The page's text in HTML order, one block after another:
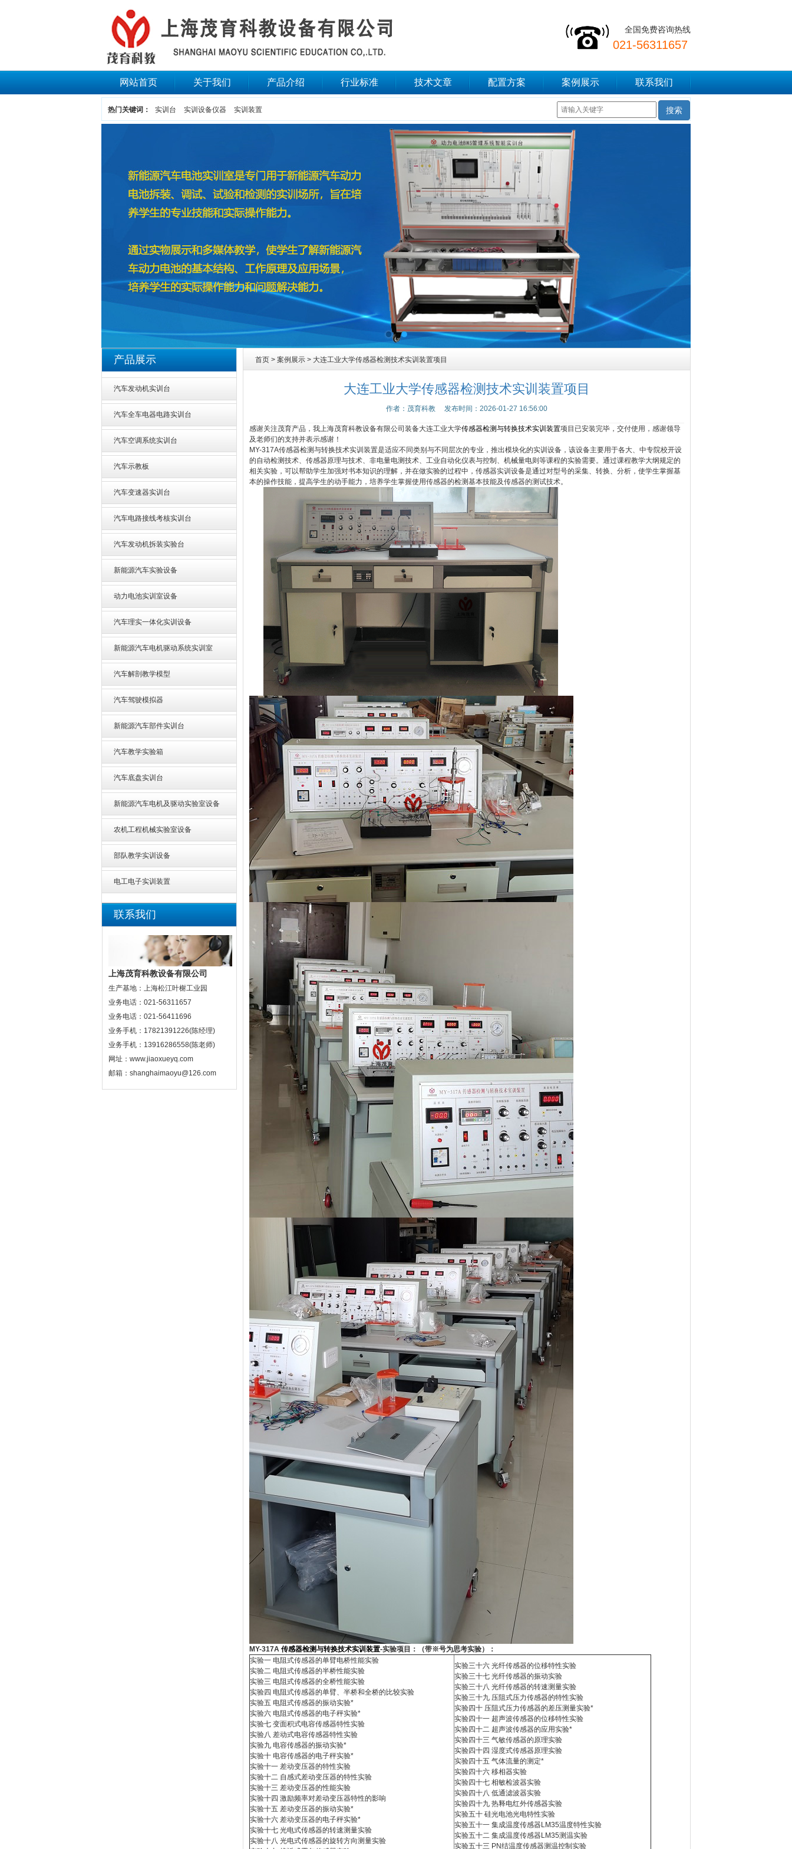
全国免费咨询热线
021-56311657
网站首页 关于我们 产品介绍 行业标准 技术文章 配置方案 案例展示 联系我们
热门关键词： 实训台 实训设备仪器 实训装置
产品展示
汽车发动机实训台
汽车全车电器电路实训台
汽车空调系统实训台
汽车示教板
汽车变速器实训台
汽车电路接线考核实训台
汽车发动机拆装实验台
新能源汽车实验设备
动力电池实训室设备
汽车理实一体化实训设备
新能源汽车电机驱动系统实训室
汽车解剖教学模型
汽车驾驶模拟器
新能源汽车部件实训台
汽车教学实验箱
汽车底盘实训台
新能源汽车电机及驱动实验室设备
农机工程机械实验室设备
部队教学实训设备
电工电子实训装置
联系我们
上海茂育科教设备有限公司
生产基地：上海松江叶榭工业园
业务电话：021-56311657
业务电话：021-56411696
业务手机：17821391226(陈经理)
业务手机：13916286558(陈老师)
网址：www.jiaoxueyq.com
邮箱：shanghaimaoyu@126.com
首页 > 案例展示 > 大连工业大学传感器检测技术实训装置项目
大连工业大学传感器检测技术实训装置项目
作者：茂育科教 发布时间：2026-01-27 16:56:00
感谢关注茂育产品，我上海茂育科教设备有限公司装备大连工业大学传感器检测与转换技术实训装置项目已安装完毕，交付使用，感谢领导
及老师们的支持并表示感谢！
MY-317A传感器检测与转换技术实训装置是适应不同类别与不同层次的专业，推出模块化的实训设备，该设备主要用于各大、中专院校开设
的自动检测技术、传感器原理与技术、非电量电测技术、工业自动化仪表与控制、机械量电则等课程的实验需要。通过课程教学大纲规定的
相关实验，可以帮助学生加强对书本知识的理解，并在做实验的过程中，传感器实训设备是通过对型号的采集、转换、分析，使学生掌握基
本的操作技能，提高学生的动手能力，培养学生掌握使用传感器的检测基本技能及传感器的测试技术。
MY-317A 传感器检测与转换技术实训装置-实验项目：（带※号为思考实验）：
实验一 电阻式传感器的单臂电桥性能实验
实验二 电阻式传感器的半桥性能实验
实验三 电阻式传感器的全桥性能实验
实验四 电阻式传感器的单臂、半桥和全桥的比较实验
实验五 电阻式传感器的振动实验*
实验六 电阻式传感器的电子秤实验*
实验七 变面积式电容传感器特性实验
实验八 差动式电容传感器特性实验
实验九 电容传感器的振动实验*
实验十 电容传感器的电子秤实验*
实验十一 差动变压器的特性实验
实验十二 自感式差动变压器的特性实验
实验十三 差动变压器的性能实验
实验十四 激励频率对差动变压器特性的影响
实验十五 差动变压器的振动实验*
实验十六 差动变压器的电子秤实验*
实验十七 光电式传感器的转速测量实验
实验十八 光电式传感器的旋转方向测量实验
实验三十六 光纤传感器的位移特性实验
实验三十七 光纤传感器的振动实验
实验三十八 光纤传感器的转速测量实验
实验三十九 压阻式压力传感器的特性实验
实验四十 压阻式压力传感器的差压测量实验*
实验四十一 超声波传感器的位移特性实验
实验四十二 超声波传感器的应用实验*
实验四十三 气敏传感器的原理实验
实验四十四 湿度式传感器原理实验
实验四十五 气体流量的测定*
实验四十六 移相器实验
实验四十七 相敏检波器实验
实验四十八 低通滤波器实验
实验四十九 热释电红外传感器实验
实验五十 硅光电池光电特性实验
实验五十一 集成温度传感器LM35温度特性实验
实验五十二 集成温度传感器LM35测温实验
实验五十三 PN结温度传感器测温控制实验